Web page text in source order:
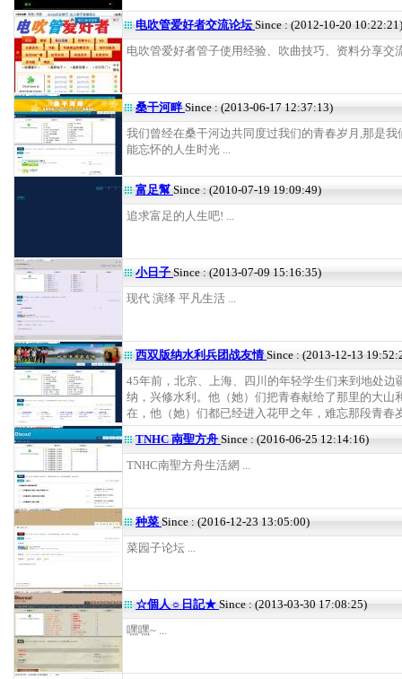
电吹管爱好者交流论坛Since : (2012-10-20 10:22:21)
电吹管爱好者管子使用经验、吹曲技巧、资料分享交
桑干河畔Since : (2013-06-17 12:37:13)
我们曾经在桑干河边共同度过我们的青春岁月,那是我
能忘怀的人生时光 ...
富足幫 Since : (2010-07-19 19:09:49)
追求富足的人生吧! ...
小日子 Since : (2013-07-09 15:16:35)
现代 演绎 平凡生活 ...
西双版纳水利兵团战友情 Since : (2013-12-13
45年前，北京、上海、四川的年轻学生们来到地处边
纳，兴修水利。他（她）们把青春献给了那里的大山
在，他（她）们都已经进入花甲之年，难忘那段青春
TNHC 南聖方舟Since : (2016-06-25 12:14:16)
TNHC南聖方舟生活網 ...
种菜Since : (2016-12-23 13:05:00)
菜园子论坛 ...
☆個人☼日記★ Since : (2013-03-30 17:08:25)
嘿嘿~ ...